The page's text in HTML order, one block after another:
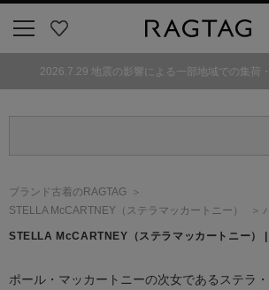
気
2026.7.29 地震の影響による一部地域での集荷
ブランド古着のRAGTAG
STELLA McCARTNEY （ステラマッカートニー）
STELLA McCARTNEY （ステラマッカートニー）
ポール・マッカートニーの次女であるステラ